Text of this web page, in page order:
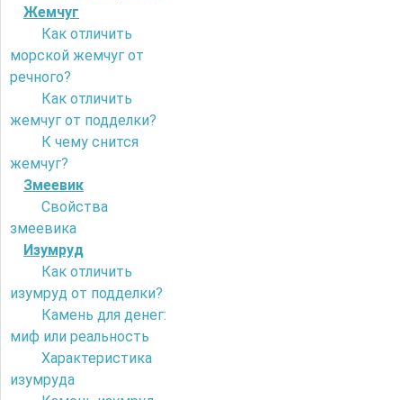
Жемчуг
Как отличить
морской жемчуг от
речного?
Как отличить
жемчуг от подделки?
К чему снится
жемчуг?
Змеевик
Свойства
змеевика
Изумруд
Как отличить
изумруд от подделки?
Камень для денег:
миф или реальность
Характеристика
изумруда